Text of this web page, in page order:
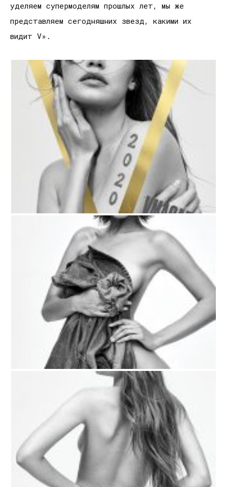
уделяем супермоделям прошлых лет, мы же
представляем сегодняшних звезд, какими их
видит V».